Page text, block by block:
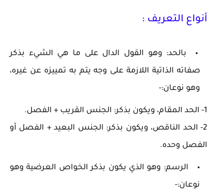
أنواع التعريف :
بالحد: وهو القول الدال على ما هي الشيء بذكر
صفاته الذاتية اللازمة على وجه يتم به تمييزه عن غيره،
وهو نوعان:-
1- الحد المقام، ويكون بذكر: الجنس القريب + الفصل.
2- الحد الناقص، ويكون بذكر: الجنس البعيد + الفصل أو
الفصل وحده.
الرسم: وهو الذي يكون بذكر الخواص العرضية وهو
نوعان:-